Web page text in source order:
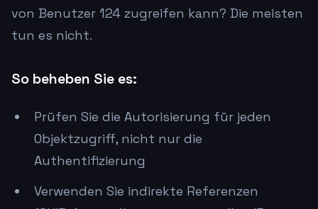
von Benutzer 124 zugreifen kann? Die meisten
tun es nicht.
So beheben Sie es:
Prüfen Sie die Autorisierung für jeden
Objektzugriff, nicht nur die
Authentifizierung
Verwenden Sie indirekte Referenzen